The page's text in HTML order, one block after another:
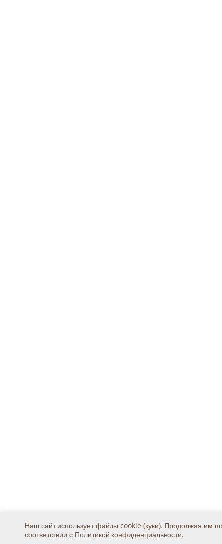
Наш сайт использует файлы cookie (куки). Продолжая им
соответствии с Политикой конфиденциальности.